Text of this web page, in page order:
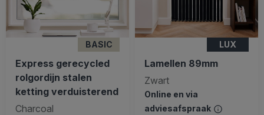
BASIC
Express gerecycled
rolgordijn stalen
ketting verduisterend
Charcoal
LUX
Lamellen 89mm
Zwart
Online en via
adviesafspraak